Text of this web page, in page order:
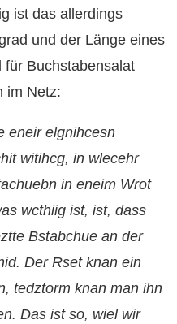
ist das allerdings
und der Länge eines
für Buchstabensalat
im Netz:
eneir elgnihcesn
witihcg, in wlecehr
in eneim Wrot
wcthiig ist, ist, dass
Bstabchue an der
Der Rset knan ein
tedztorm knan man ihn
Das ist so, wiel wir